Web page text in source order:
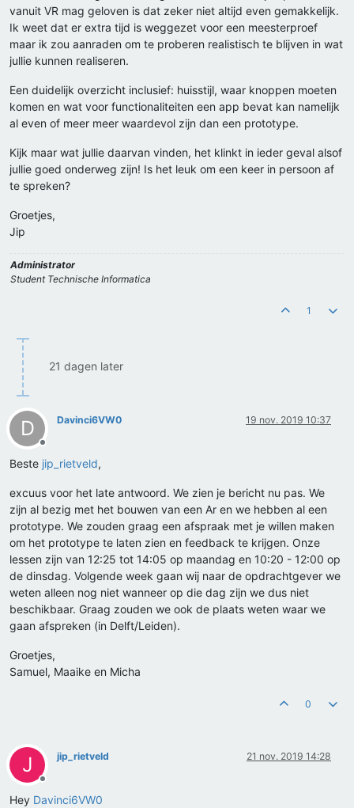
vanuit VR mag geloven is dat zeker niet altijd even gemakkelijk.
Ik weet dat er extra tijd is weggezet voor een meesterproef
maar ik zou aanraden om te proberen realistisch te blijven in wat
jullie kunnen realiseren.
Een duidelijk overzicht inclusief: huisstijl, waar knoppen moeten
komen en wat voor functionaliteiten een app bevat kan namelijk
al even of meer meer waardevol zijn dan een prototype.
Kijk maar wat jullie daarvan vinden, het klinkt in ieder geval alsof
jullie goed onderweg zijn! Is het leuk om een keer in persoon af
te spreken?
Groetjes,
Jip
Administrator
Student Technische Informatica
1
21 dagen later
D
Offline
Davinci6VW0 19 nov. 2019 10:37
Beste jip_rietveld,
excuus voor het late antwoord. We zien je bericht nu pas. We
zijn al bezig met het bouwen van een Ar en we hebben al een
prototype. We zouden graag een afspraak met je willen maken
om het prototype te laten zien en feedback te krijgen. Onze
lessen zijn van 12:25 tot 14:05 op maandag en 10:20 - 12:00 op
de dinsdag. Volgende week gaan wij naar de opdrachtgever we
weten alleen nog niet wanneer op die dag zijn we dus niet
beschikbaar. Graag zouden we ook de plaats weten waar we
gaan afspreken (in Delft/Leiden).
Groetjes,
Samuel, Maaike en Micha
0
J
Offline
jip_rietveld 21 nov. 2019 14:28
Hey Davinci6VW0